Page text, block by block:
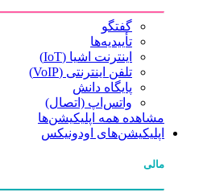
گفتگو
تأییدیه‌ها
اینترنت اشیا (IoT)
تلفن اینترنتی (VoIP)
پایگاه دانش
واتس‌اپ (اتصال)
مشاهده همه اپلیکیشن‌ها
اپلیکیشن‌های اودونیکس
مالی